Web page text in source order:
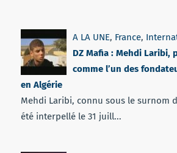
A LA UNE, France,
DZ Mafia : Mehdi Laribi,
comme l’un des
en Algérie
Mehdi Laribi, connu sous le surnom
été interpellé le 31 juill...